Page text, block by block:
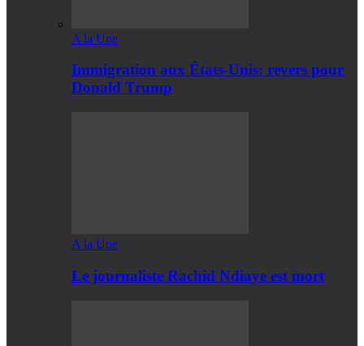
A la Une
Immigration aux États-Unis: revers pour
Donald Trump
A la Une
Le journaliste Rachid Ndiaye est mort